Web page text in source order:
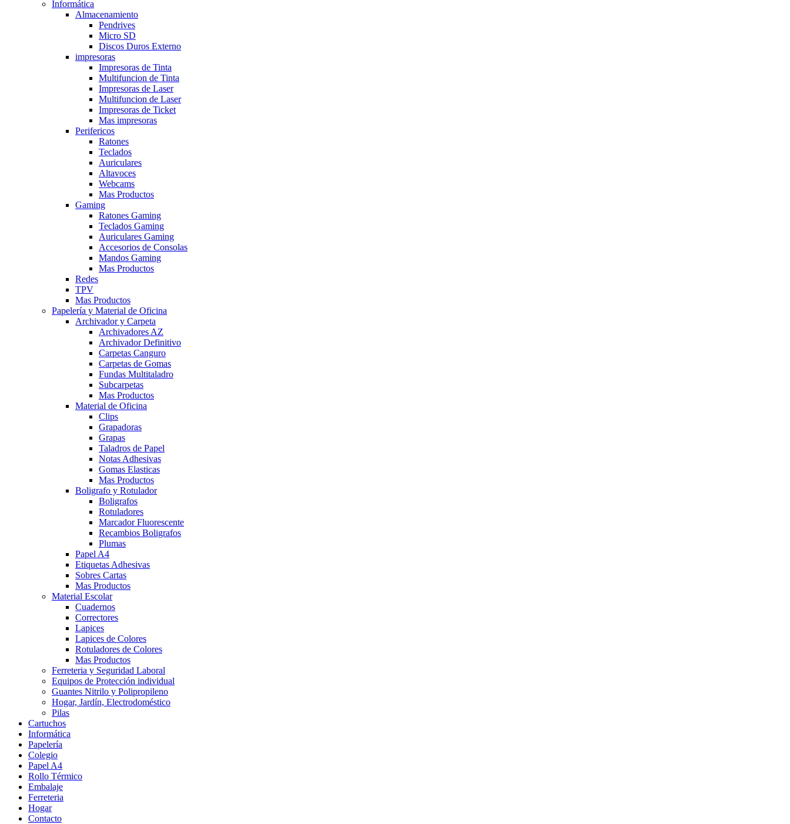
Informática
Almacenamiento
Pendrives
Micro SD
Discos Duros Externo
impresoras
Impresoras de Tinta
Multifuncion de Tinta
Impresoras de Laser
Multifuncion de Laser
Impresoras de Ticket
Mas impresoras
Perifericos
Ratones
Teclados
Auriculares
Altavoces
Webcams
Mas Productos
Gaming
Ratones Gaming
Teclados Gaming
Auriculares Gaming
Accesorios de Consolas
Mandos Gaming
Mas Productos
Redes
TPV
Mas Productos
Papelería y Material de Oficina
Archivador y Carpeta
Archivadores AZ
Archivador Definitivo
Carpetas Canguro
Carpetas de Gomas
Fundas Multitaladro
Subcarpetas
Mas Productos
Material de Oficina
Clips
Grapadoras
Grapas
Taladros de Papel
Notas Adhesivas
Gomas Elasticas
Mas Productos
Boligrafo y Rotulador
Boligrafos
Rotuladores
Marcador Fluorescente
Recambios Boligrafos
Plumas
Papel A4
Etiquetas Adhesivas
Sobres Cartas
Mas Productos
Material Escolar
Cuadernos
Correctores
Lapices
Lapices de Colores
Rotuladores de Colores
Mas Productos
Ferreteria y Seguridad Laboral
Equipos de Protección individual
Guantes Nitrilo y Polipropileno
Hogar, Jardín, Electrodoméstico
Pilas
Cartuchos
Informática
Papelería
Colegio
Papel A4
Rollo Térmico
Embalaje
Ferreteria
Hogar
Contacto